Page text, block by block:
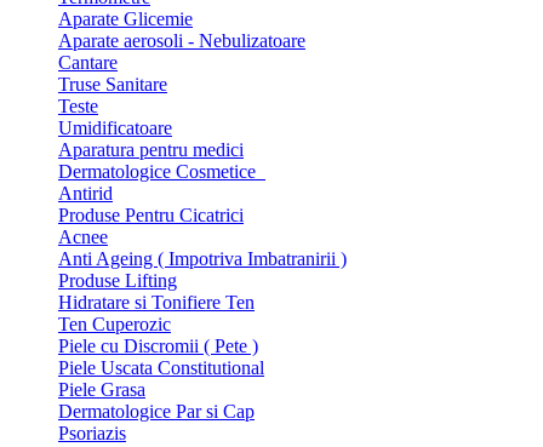
Aparate Glicemie
Aparate aerosoli - Nebulizatoare
Cantare
Truse Sanitare
Teste
Umidificatoare
Aparatura pentru medici
Dermatologice Cosmetice
Antirid
Produse Pentru Cicatrici
Acnee
Anti Ageing ( Impotriva Imbatranirii )
Produse Lifting
Hidratare si Tonifiere Ten
Ten Cuperozic
Piele cu Discromii ( Pete )
Piele Uscata Constitutional
Piele Grasa
Dermatologice Par si Cap
Psoriazis